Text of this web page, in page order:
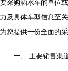
要采购洒水车的单位
力及具体车型信息至
为您提供一份全面的采
一、 主要销售渠